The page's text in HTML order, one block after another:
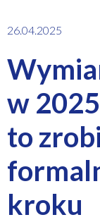
26.04.2025
w
to
kroku